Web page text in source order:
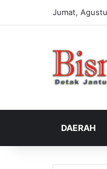
Jumat,
DAERAH